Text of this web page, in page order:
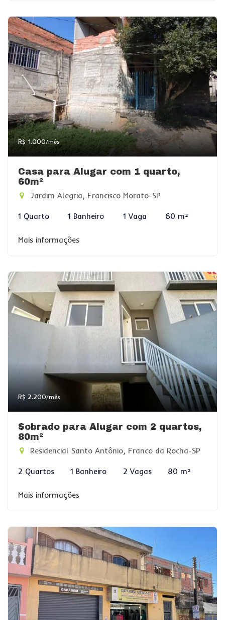
R$ 1.000/mês
Casa para Alugar com 1 quarto,
60m²
Jardim Alegria, Francisco Morato-SP
1 Quarto 1 Banheiro 1 Vaga 60 m²
Mais informações
R$ 2.200/mês
Sobrado para Alugar com 2 quartos,
80m²
Residencial Santo Antônio, Franco da Rocha-SP
2 Quartos 1 Banheiro 2 Vagas 80 m²
Mais informações